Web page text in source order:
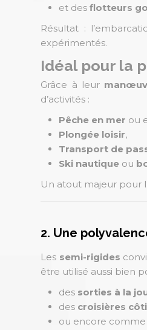
et desflotteurs
Résultat :
expérimentés.
Idéal pour la
Grâce à leur
d’activités :
Pêche en mer ou
Plongée loisir,
Transport de
Ski nautique ou
Un atout majeur pour
2. Une
Les semi-rigides
être utilisé aussi bien
des sorties à la
des croisières
ou encore comme